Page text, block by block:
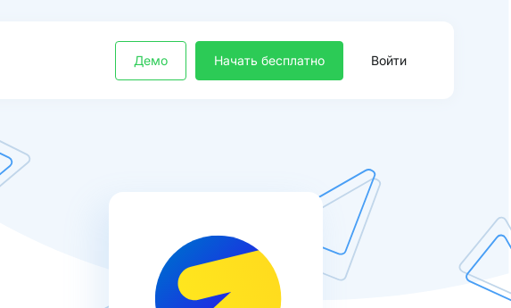
Демо Начать бесплатно Войти